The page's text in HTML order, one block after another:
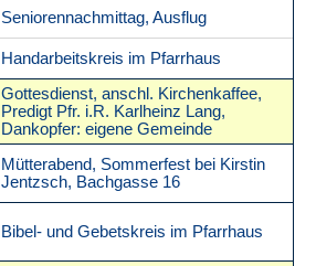
Seniorennachmittag, Ausflug
Handarbeitskreis im Pfarrhaus
Gottesdienst, anschl. Kirchenkaffee,
Predigt Pfr. i.R. Karlheinz Lang,
Dankopfer: eigene Gemeinde
Mütterabend, Sommerfest bei Kirstin
Jentzsch, Bachgasse 16
Bibel- und Gebetskreis im Pfarrhaus